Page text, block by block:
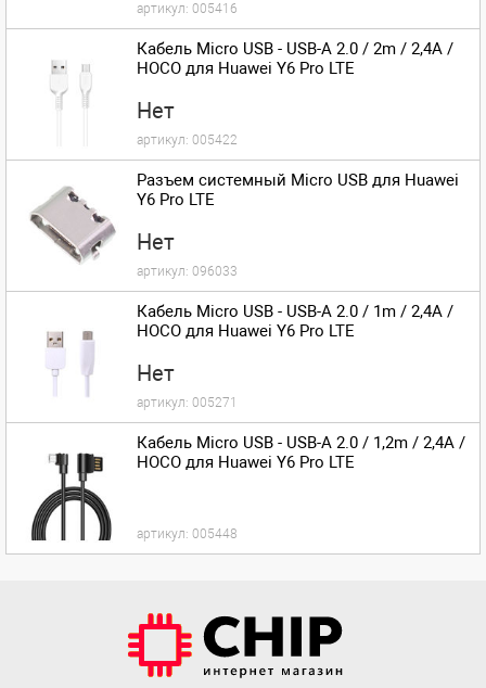
артикул: 005416
Кабель Micro USB - USB-A 2.0 / 2m / 2,4A /
HOCO для Huawei Y6 Pro LTE
Нет
артикул: 005422
Разъем системный Micro USB для Huawei
Y6 Pro LTE
Нет
артикул: 096033
Кабель Micro USB - USB-A 2.0 / 1m / 2,4A /
HOCO для Huawei Y6 Pro LTE
Нет
артикул: 005271
Кабель Micro USB - USB-A 2.0 / 1,2m / 2,4A /
HOCO для Huawei Y6 Pro LTE
артикул: 005448